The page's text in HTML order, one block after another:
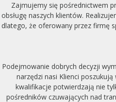
Zajmujemy się pośrednictwem
obsługę naszych klientów.
dlatego, że oferowany przez firmę
Podejmowanie dobrych decyzji
narzędzi nasi Klienci
kwalifikacje potwierdzają nie
pośredników czuwających nad